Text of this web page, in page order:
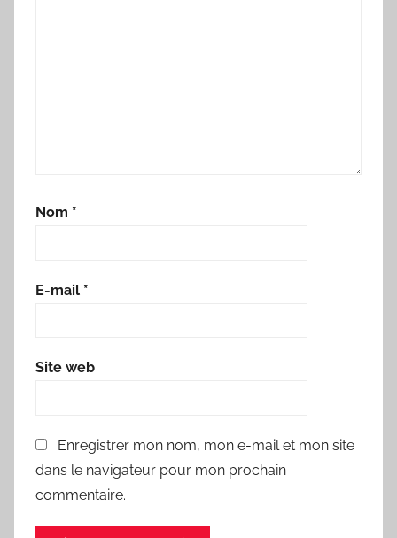
Nom *
E-mail *
Site web
Enregistrer mon nom, mon e-mail et mon site
dans le navigateur pour mon prochain
commentaire.